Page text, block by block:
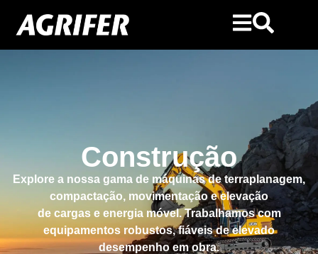
Construção
Explore a nossa gama de máquinas de terraplanagem,
compactação, movimentação e elevação
de cargas e energia móvel. Trabalhamos com
equipamentos robustos, fiáveis de elevado
desempenho em obra.